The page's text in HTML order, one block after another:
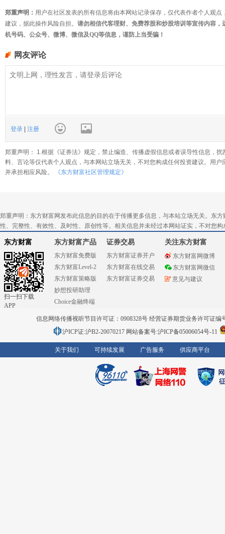
郑重声明： 用户在社区发表的所有信息将由本网站记录保存，仅代表作者个人观
建议，据此操作风险自担。 请勿相信代客理财、免费荐股和炒股培训等宣传内容
机号码、公众号、微博、微信及QQ等信息，谨防上当受骗！
网友评论
登录 注册
郑重声明： 1.根据《证券法》规定，禁止编造、传播虚假信息或者误导性信息，
料、言论等仅代表个人观点，与本网站立场无关，不对您构成任何投资建议。用
并承担相应风险。
《东方财富社区管理规定》
郑重声明：东方财富网发布此信息的目的在于传播更多信息，与本站立场无关。东
性、完整性、有效性、及时性、原创性等。相关信息并未经过本网站证实，不对您
东方财富
扫一扫下载
APP
东方财富产品
东方财富免费版
东方财富Level-2
东方财富策略版
妙想投研助理
Choice金融终端
证券交易
东方财富证券开户
东方财富在线交易
东方财富证券交易
关注东方财富
东方财富网微博
东方财富网微信
意见与建议
信息网络传播视听节目许可证：0908328号 经营证券期货业务许可证编
沪ICP证:沪B2-20070217 网站备案号:沪ICP备05006054号-11
关于我们 可持续发展 广告服务 供应商平台